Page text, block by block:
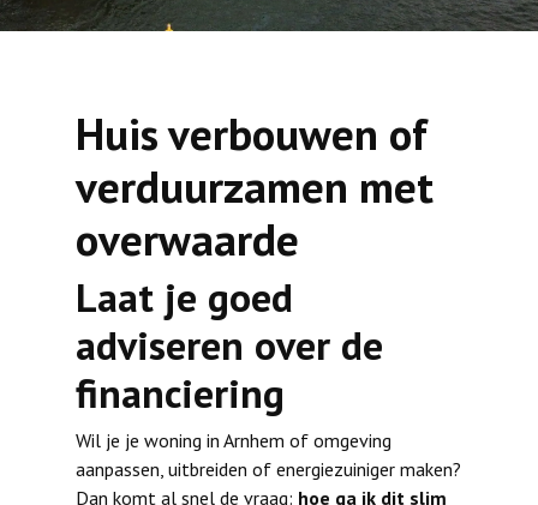
Huis verbouwen of
verduurzamen met
overwaarde
Laat je goed
adviseren over de
financiering
Wil je je woning in Arnhem of omgeving
aanpassen, uitbreiden of energiezuiniger maken?
Dan komt al snel de vraag: hoe ga ik dit slim